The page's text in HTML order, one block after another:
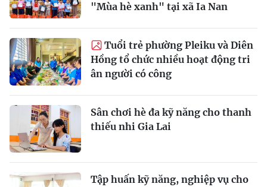
"Mùa hè xanh" tại xã Ia Nan
Tuổi trẻ phường Pleiku và Diên
Hồng tổ chức nhiều hoạt động tri
ân người có công
Sân chơi hè đa kỹ năng cho thanh
thiếu nhi Gia Lai
Tập huấn kỹ năng, nghiệp vụ cho